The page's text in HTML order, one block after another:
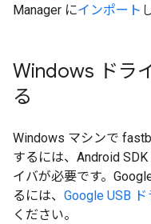
Manager にインポート
Windows ドラ
る
Windows マシンで
するには、Android
イバが必要です。
るには、 Google USB
ください。